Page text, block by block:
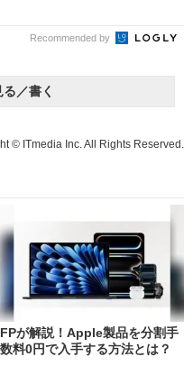
Recommended by
／書く
© ITmedia Inc. All Rights Reserved.
FPが解説！Apple製品を分割手
数料0円で入手する方法とは？